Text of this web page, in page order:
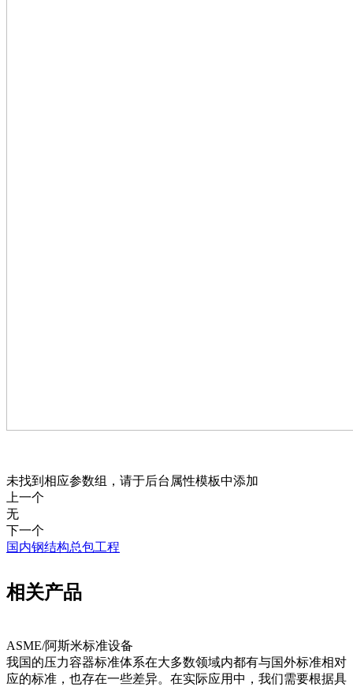
未找到相应参数组，请于后台属性模板中添加
上一个
无
下一个
国内钢结构总包工程
相关产品
ASME/阿斯米标准设备
我国的压力容器标准体系在大多数领域内都有与国外标准相对
应的标准，也存在一些差异。在实际应用中，我们需要根据具